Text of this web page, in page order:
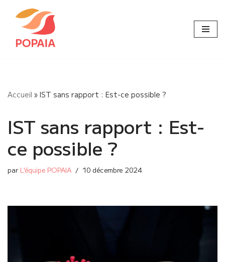
Aller
Accueil » IST sans rapport : Est-ce possible ?
IST sans rapport : Est-
ce possible ?
par L'équipe POPAIA 10 décembre 2024